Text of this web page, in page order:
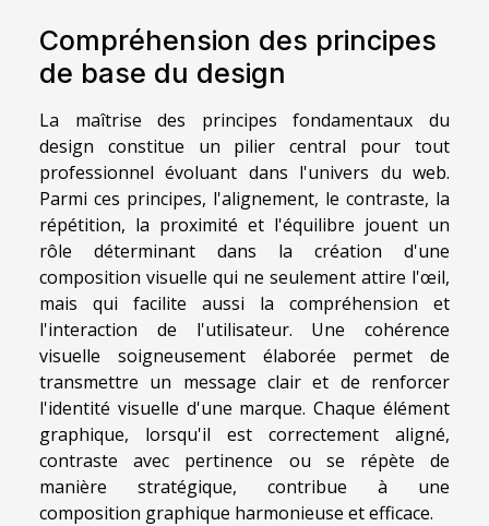
Compréhension des principes
de base du design
La maîtrise des principes fondamentaux du
design constitue un pilier central pour tout
professionnel évoluant dans l'univers du web.
Parmi ces principes, l'alignement, le contraste, la
répétition, la proximité et l'équilibre jouent un
rôle déterminant dans la création d'une
composition visuelle qui ne seulement attire l'œil,
mais qui facilite aussi la compréhension et
l'interaction de l'utilisateur. Une cohérence
visuelle soigneusement élaborée permet de
transmettre un message clair et de renforcer
l'identité visuelle d'une marque. Chaque élément
graphique, lorsqu'il est correctement aligné,
contraste avec pertinence ou se répète de
manière stratégique, contribue à une
composition graphique harmonieuse et efficace.